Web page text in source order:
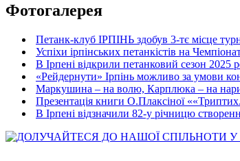
Фотогалерея
Петанк-клуб ІРПІНЬ здобув 3-тє місце
Успіхи ірпінських петанкістів на
В Ірпені відкрили петанковий сезон 2025
«Рейдернути» Ірпінь можливо за умови
Маркушина – на волю, Карплюка – на
Презентація книги О.Плаксіної
В Ірпені відзначили 82-у річницю